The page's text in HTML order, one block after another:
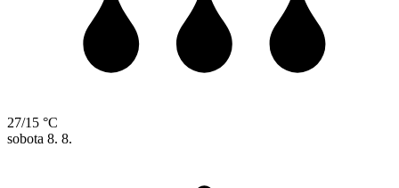
27/15 °C
sobota 8. 8.